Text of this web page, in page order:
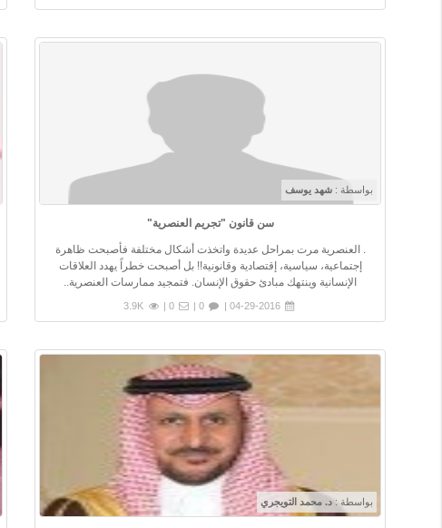
بواسطة : شهد يوسف
سن قانون "تجريم العنصرية"
. العنصرية مرت بمراحل عديدة واتخذت أشكال مختلفة فأصبحت ظاهرة
إجتماعية، سياسية، إقتصادية وقانونية!! بل أصبحت خطراً يهدد العلاقات
الإنسانية وينتهك مبادئ حقوق الإنسان. فتمجيد ممارسات العنصرية..
04-29-2016 |
0 |
3.9K
بواسطة :د. محمد التويجري